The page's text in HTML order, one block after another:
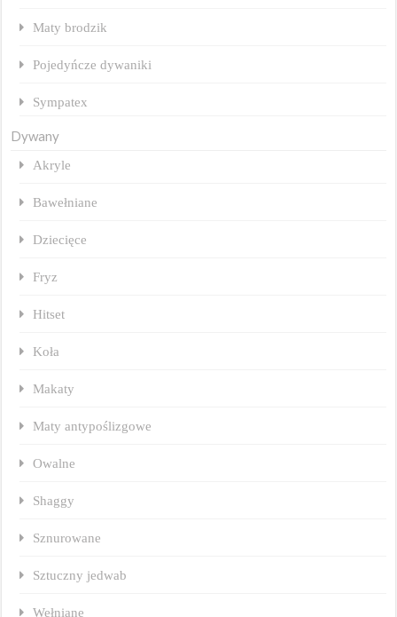
Maty brodzik
Pojedyńcze dywaniki
Sympatex
Dywany
Akryle
Bawełniane
Dziecięce
Fryz
Hitset
Koła
Makaty
Maty antypoślizgowe
Owalne
Shaggy
Sznurowane
Sztuczny jedwab
Wełniane